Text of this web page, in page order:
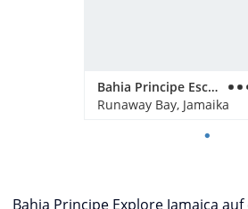
Bahia Principe Escape Runaway Bay - Adults only
Runaway Bay, Jamaika
Bahia Principe Explore Jamaica